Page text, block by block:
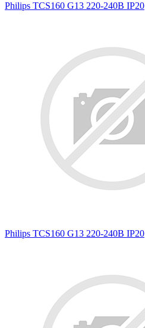
Philips TCS160 G13 220-240В IP20
Philips TCS160 G13 220-240В IP20